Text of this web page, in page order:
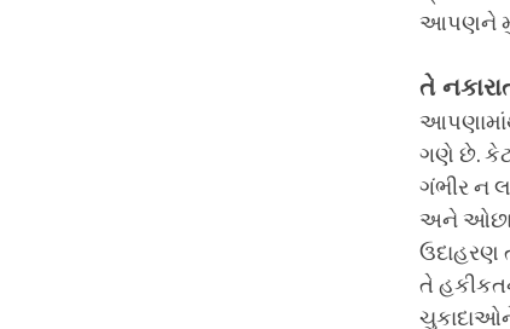
આપણને
તે
ગણે છે.
ગંભીર ન
અને ઓછા
ઉદાહરણ
તે